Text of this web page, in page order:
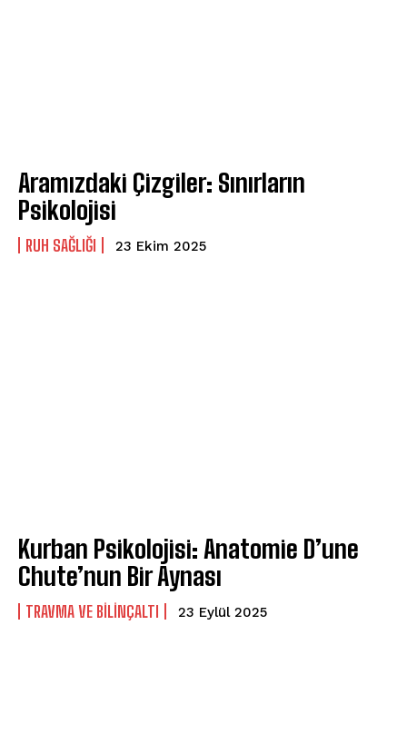
Aramızdaki Çizgiler: Sınırların
Psikolojisi
⁠RUH SAĞLIĞI 23 Ekim 2025
Kurban Psikolojisi: Anatomie D’une
Chute’nun Bir Aynası
⁠TRAVMA VE BILINÇALTI 23 Eylül 2025